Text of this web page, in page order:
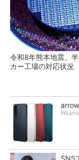
令和8年熊本地震、
カー工場の対応状況
SNS